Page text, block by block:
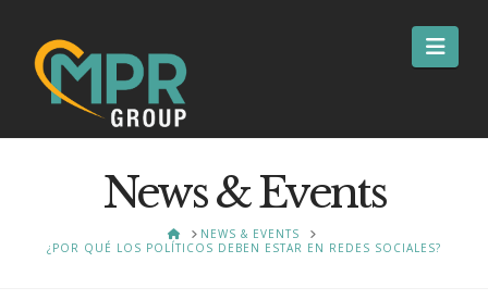
News & Events
HOMENEWS & EVENTS
¿POR QUÉ LOS POLÍTICOS DEBEN ESTAR EN REDES SOCIALES?